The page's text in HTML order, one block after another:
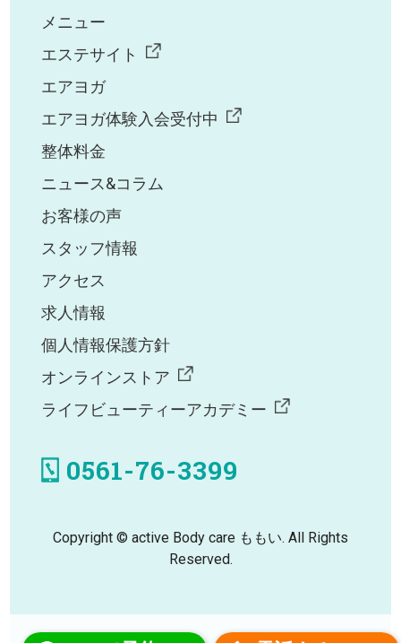
メニュー
エステサイト
エアヨガ
エアヨガ体験入会受付中
整体料金
ニュース&コラム
お客様の声
スタッフ情報
アクセス
求人情報
個人情報保護方針
オンラインストア
ライフビューティーアカデミー
0561-76-3399
Copyright © active Body care ももい. All Rights
Reserved.